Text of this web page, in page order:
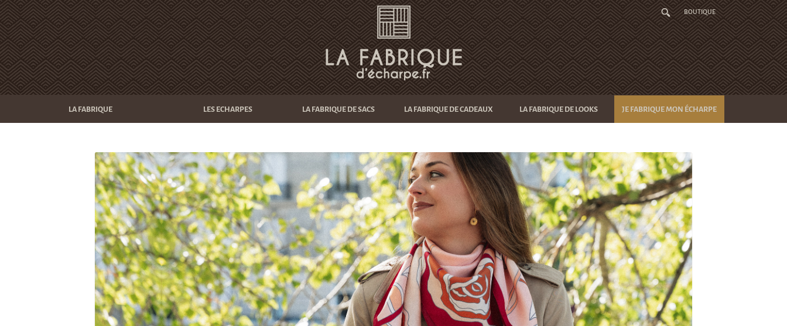
BOUTIQUE
LA FABRIQUE LES ECHARPES LA FABRIQUE DE SACS LA FABRIQUE DE CADEAUX LA FABRIQUE DE LOOKS JE FABRIQUE MON ÉCHARPE